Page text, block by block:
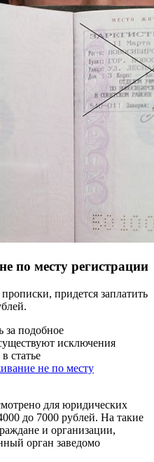
по месту регистрации
придется заплатить
за подобное
исключения
статье
не по месту
для юридических
до 7000 рублей. На такие
и организации,
орган заведомо